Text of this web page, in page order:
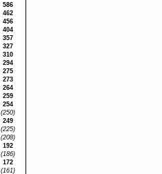
586
462
456
404
357
327
310
294
275
273
264
259
254
(250)
249
(225)
(208)
192
(186)
172
(161)